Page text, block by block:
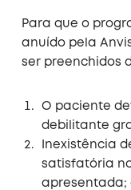
Para que o
anuído pela
ser preenchidos
O paciente
debilitante
Inexistência
satisfatória
apresentada;